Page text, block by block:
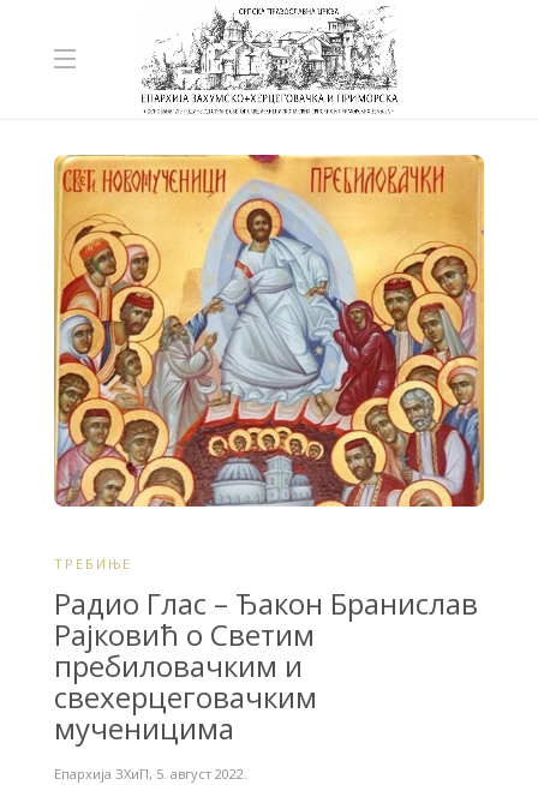
ТРЕБИЊЕ
Радио Глас – Ђакон Бранислав
Рајковић о Светим
пребиловачким и
свехерцеговачким
мученицима
Епархија ЗХиП, 5. август 2022.